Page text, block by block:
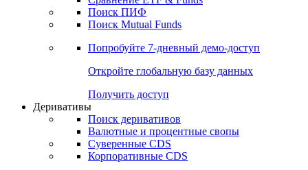
Поиск ПИФ
Поиск Mutual Funds
Попробуйте 7-дневный демо-доступ
Откройте глобальную базу данных
Получить доступ
Деривативы
Поиск деривативов
Валютные и процентные свопы
Суверенные CDS
Корпоративные CDS